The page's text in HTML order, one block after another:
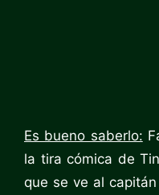
Es bueno saberlo:
la tira cómica de
que se ve al